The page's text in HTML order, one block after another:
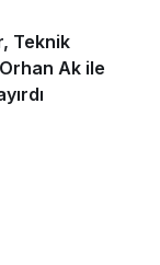
Teknik
Ak ile